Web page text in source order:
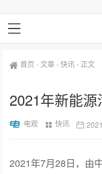
首页 -文章-快讯- 正文
2021年新能
电观 快讯
2021年7月28日，由